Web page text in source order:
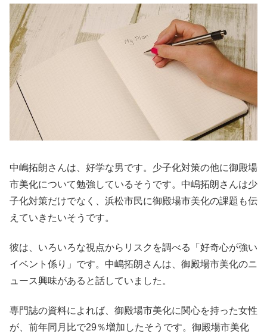
中嶋拓朗さんは、好学な男です。少子化対策の他に御殿場
市美化について勉強しているそうです。中嶋拓朗さんは少
子化対策だけでなく、浜松市民に御殿場市美化の課題も伝
えていきたいそうです。
彼は、いろいろな視点からリスクを調べる「好奇心が強い
イベント係り」です。中嶋拓朗さんは、御殿場市美化のニ
ュース興味があると話していました。
専門誌の資料によれば、御殿場市美化に関心を持った女性
が、前年同月比で29％増加したそうです。御殿場市美化